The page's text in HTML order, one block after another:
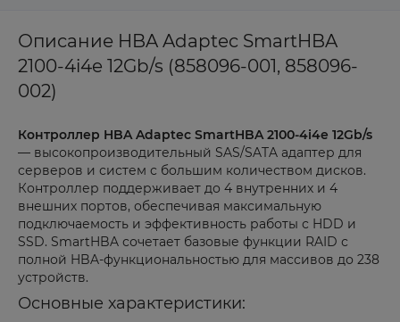
Описание HBA Adaptec SmartHBA
2100-4i4e 12Gb/s (858096-001, 858096-
002)
Контроллер HBA Adaptec SmartHBA 2100-4i4e 12Gb/s
— высокопроизводительный SAS/SATA адаптер для
серверов и систем с большим количеством дисков.
Контроллер поддерживает до 4 внутренних и 4
внешних портов, обеспечивая максимальную
подключаемость и эффективность работы с HDD и
SSD. SmartHBA сочетает базовые функции RAID с
полной HBA-функциональностью для массивов до 238
устройств.
Основные характеристики: